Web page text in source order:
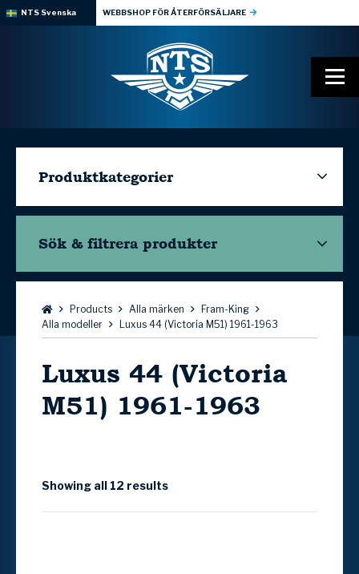
NTS Svenska WEBBSHOP FÖR ÅTERFÖRSÄLJARE
Produktkategorier
Sök & filtrera produkter
Bläddra:Products Alla märken
Fram-King
Alla modeller
Luxus 44 (Victoria M51) 1961-1963
Luxus 44 (Victoria
M51) 1961-1963
Showing all 12 results